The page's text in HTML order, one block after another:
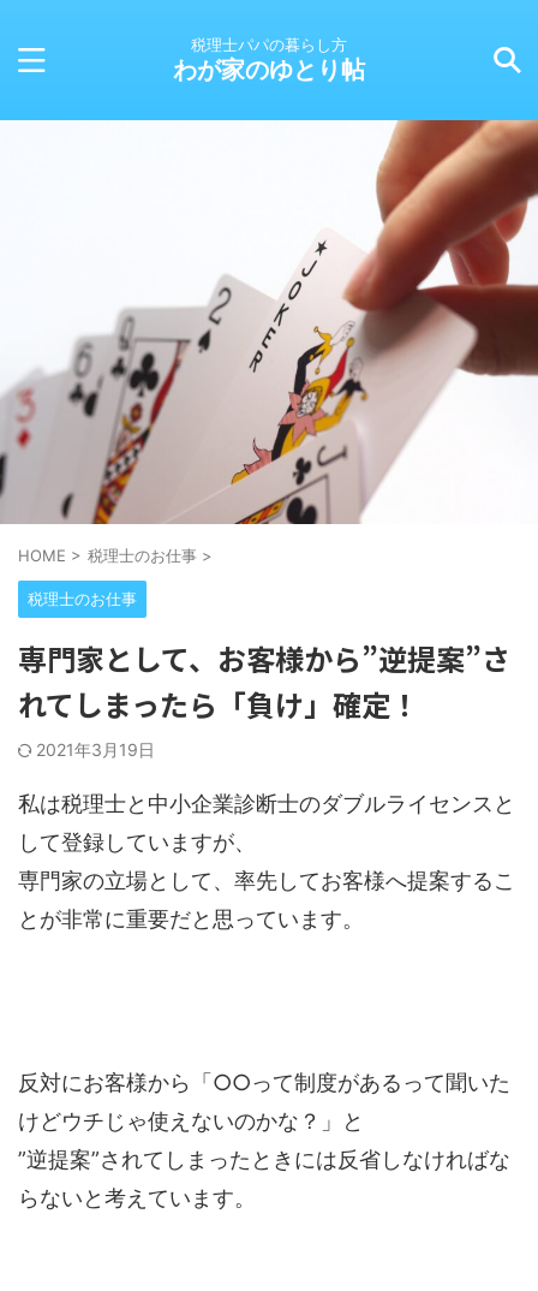
税理士パパの暮らし方
わが家のゆとり帖
HOME > 税理士のお仕事 >
税理士のお仕事
専門家として、お客様から”逆提案”さ
れてしまったら「負け」確定！
2021年3月19日
私は税理士と中小企業診断士のダブルライセンスと
して登録していますが、
専門家の立場として、率先してお客様へ提案するこ
とが非常に重要だと思っています。
反対にお客様から「○○って制度があるって聞いた
けどウチじゃ使えないのかな？」と
”逆提案”されてしまったときには反省しなければな
らないと考えています。